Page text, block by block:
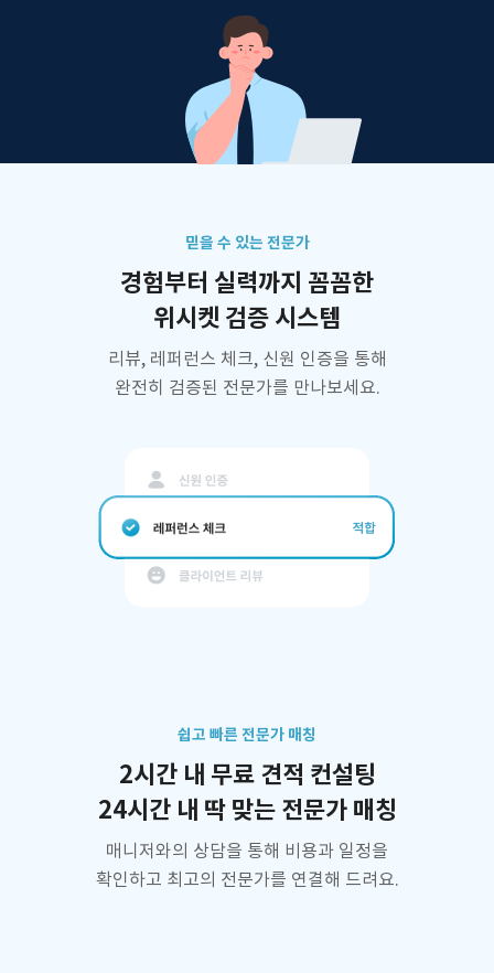
믿을 수 있는 전문가
경험부터 실력까지 꼼꼼한
위시켓 검증 시스템
리뷰, 레퍼런스 체크, 신원 인증을 통해
완전히 검증된 전문가를 만나보세요.
쉽고 빠른 전문가 매칭
2시간 내 무료 견적 컨설팅
24시간 내 딱 맞는 전문가 매칭
매니저와의 상담을 통해 비용과 일정을
확인하고 최고의 전문가를 연결해 드려요.